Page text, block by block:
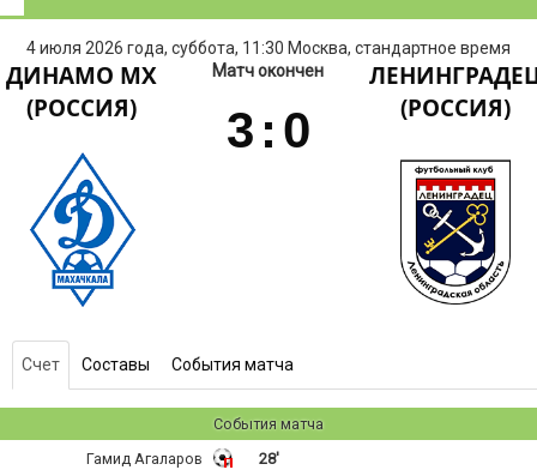
4 июля 2026 года, суббота, 11:30 Москва, стандартное время
ДИНАМО МХ
(РОССИЯ)
Матч окончен
3 : 0
(РОССИЯ)
Счет Составы События матча
События матча
28'
Гамид Агаларов